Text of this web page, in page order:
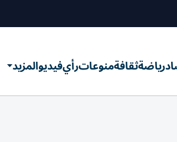
رياضةثقافةمنوعاترأيفيديوالمزيد